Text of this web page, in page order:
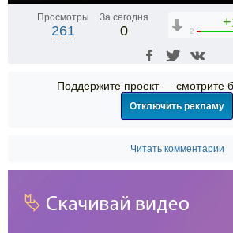
Просмотры
261
За сегодня
0 2
Поддержите проект — смотрите
Отключить рекламу
Читать комментарии